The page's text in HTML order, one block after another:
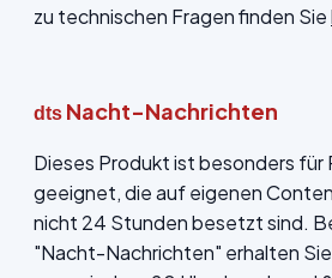
zu technischen Fragen finden Sie
dts Nacht-Nachrichten
Dieses Produkt ist besonders für
geeignet, die auf eigenen
nicht 24 Stunden besetzt sind.
"Nacht-Nachrichten" erhalten